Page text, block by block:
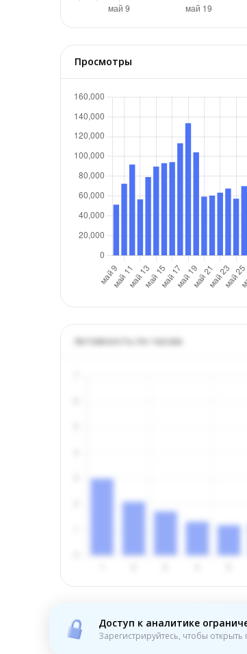
Просмотры
Активность по часам
Доступ к аналитике
Зарегистрируйтесь, чтобы